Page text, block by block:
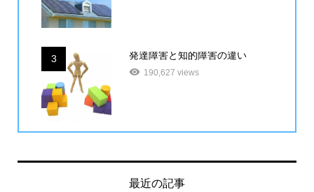
3 発達障害と知的障害の違い
190,627 views
最近の記事